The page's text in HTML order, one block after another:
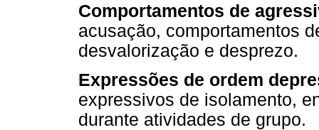
Comportamentos de
acusação, comportamentos
desvalorização e desprezo.
Expressões de ordem
expressivos de isolamento,
durante atividades de grupo.